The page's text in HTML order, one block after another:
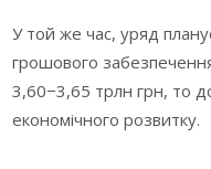
У той же час, уряд
грошового
3,60−3,65 трлн грн, то
економічного розвитку.